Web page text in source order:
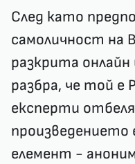
След като
самоличност на
разкрита
разбра, че той е
експерти
произведението
елемент -